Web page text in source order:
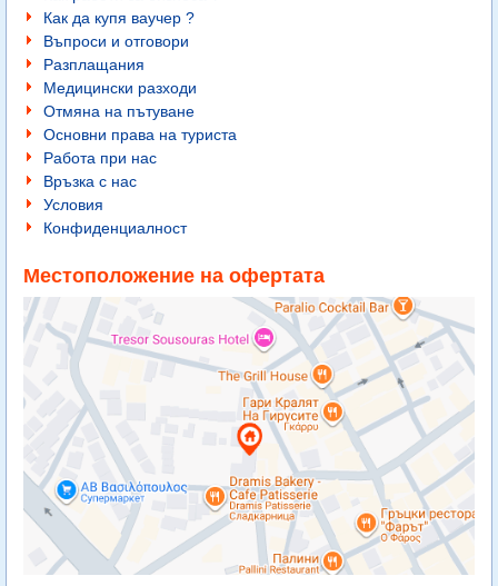
Как да купя ваучер ?
Въпроси и отговори
Разплащания
Медицински разходи
Отмяна на пътуване
Основни права на туриста
Работа при нас
Връзка с нас
Условия
Конфиденциалност
Местоположение на офертата